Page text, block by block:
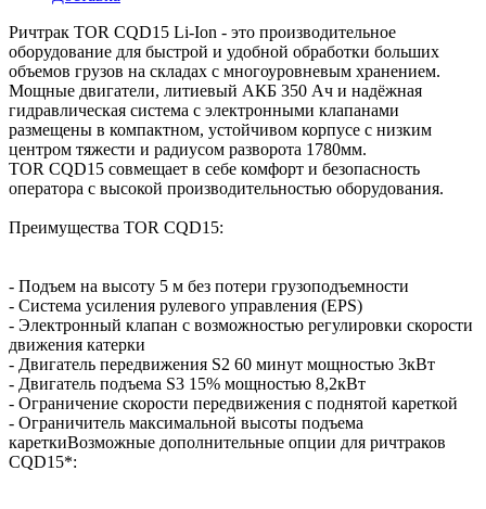
Ричтрак TOR CQD15 Li-Ion - это производительное
оборудование для быстрой и удобной обработки больших
объемов грузов на складах с многоуровневым хранением.
Мощные двигатели, литиевый АКБ 350 Ач и надёжная
гидравлическая система с электронными клапанами
размещены в компактном, устойчивом корпусе с низким
центром тяжести и радиусом разворота 1780мм.
TOR CQD15 совмещает в себе комфорт и безопасность
оператора с высокой производительностью оборудования.
Преимущества TOR CQD15:
- Подъем на высоту 5 м без потери грузоподъемности
- Система усиления рулевого управления (EPS)
- Электронный клапан с возможностью регулировки скорости
движения катерки
- Двигатель передвижения S2 60 минут мощностью 3кВт
- Двигатель подъема S3 15% мощностью 8,2кВт
- Ограничение скорости передвижения с поднятой кареткой
- Ограничитель максимальной высоты подъема
кареткиВозможные дополнительные опции для ричтраков
CQD15*: